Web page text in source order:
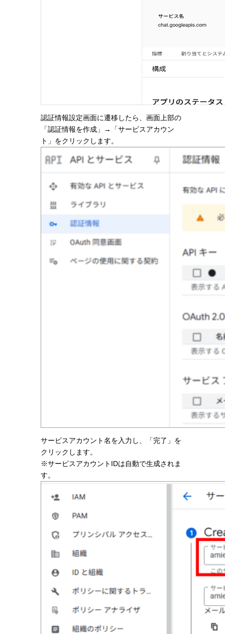
認証情報設定画面に遷移したら、画面上部の
「認証情報を作成」→「サービスアカウン
ト」をクリックします。
サービスアカウント名を入力し、「完了」を
クリックします。
※サービスアカウントIDは自動で生成されま
す。